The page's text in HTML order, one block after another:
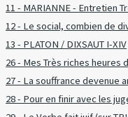
11 - MARIANNE - Entretien
12 - Le social, combien de
13 - PLATON / DIXSAUT I-XIV
26 - Mes Très riches heures
27 - La souffrance devenue
28 - Pour en finir avec les